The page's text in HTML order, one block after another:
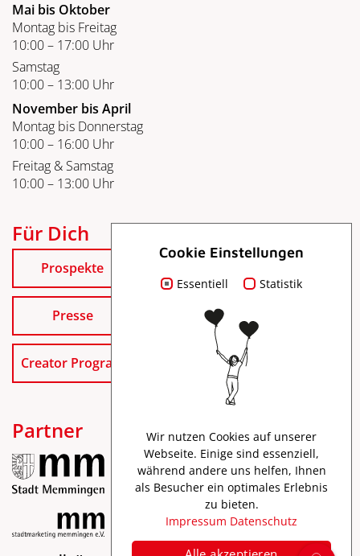
Mai bis Oktober
Montag bis Freitag
10:00 – 17:00 Uhr
Samstag
10:00 – 13:00 Uhr
November bis April
Montag bis Donnerstag
10:00 – 16:00 Uhr
Freitag & Samstag
10:00 – 13:00 Uhr
Für Dich
Prospekte
Presse
Creator Program
Partner
Cookie Einstellungen
Essentiell Statistik
Wir nutzen Cookies auf unserer
Webseite. Einige sind essenziell,
während andere uns helfen, Ihnen
als Besucher ein optimales Erlebnis
zu bieten.
Impressum Datenschutz